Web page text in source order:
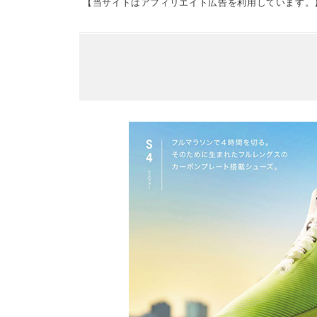
【当サイトはアフィリエイト広告を利用しています。